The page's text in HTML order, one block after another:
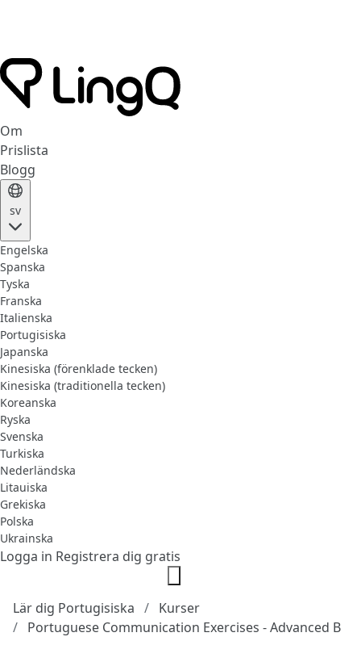
Om
Prislista
Blogg
sv
Engelska
Spanska
Tyska
Franska
Italienska
Portugisiska
Japanska
Kinesiska (förenklade tecken)
Kinesiska (traditionella tecken)
Koreanska
Ryska
Svenska
Turkiska
Nederländska
Litauiska
Grekiska
Polska
Ukrainska
Logga in Registrera dig gratis
Lär dig Portugisiska
Kurser
Portuguese Communication Exercises - Advanced B